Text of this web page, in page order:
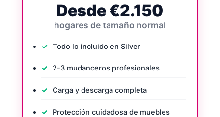
Desde €2.150
hogares de tamaño normal
Todo lo incluido en Silver
2-3 mudanceros profesionales
Carga y descarga completa
Protección cuidadosa de muebles